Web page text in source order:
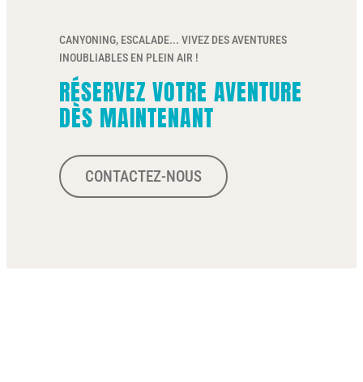
CANYONING, ESCALADE... VIVEZ DES AVENTURES
INOUBLIABLES EN PLEIN AIR !
RÉSERVEZ VOTRE AVENTURE
DÈS MAINTENANT
CONTACTEZ-NOUS